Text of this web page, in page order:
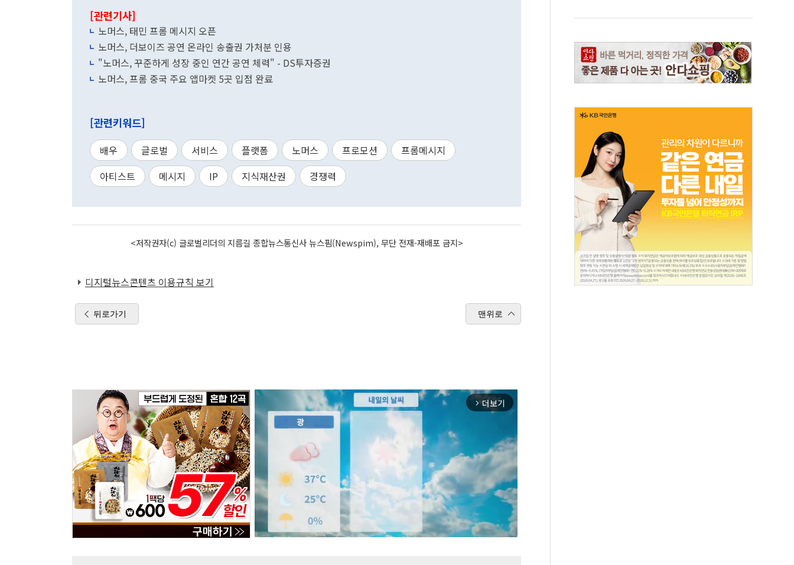
[관련기사]
노머스, 태민 프롬 메시지 오픈
노머스, 더보이즈 공연 온라인 송출권 가처분 인용
"노머스, 꾸준하게 성장 중인 연간 공연 체력" - DS투자증권
노머스, 프롬 중국 주요 앱마켓 5곳 입점 완료
[관련키워드]
배우 글로벌 서비스 플랫폼 노머스 프로모션
프롬메시지
아티스트
메시지 IP 지식재산권 경쟁력
<저작권자(c) 글로벌리더의 지름길 종합뉴스통신사 뉴스핌(Newspim), 무단 전재-재배포 금지>
디지털뉴스콘텐츠 이용규칙 보기
뒤로가기 맨위로
arrow_forward_ios 더보기